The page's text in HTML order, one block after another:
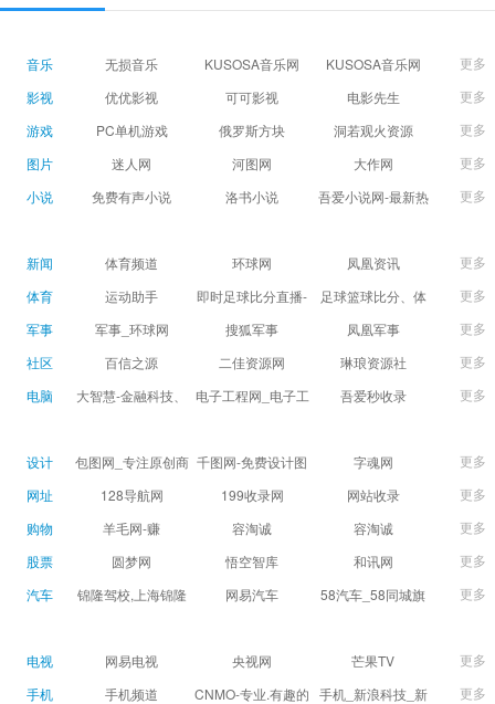
音乐 无损音乐 KUSOSA音乐网 KUSOSA音乐网
更多
影视
优优影视 可可影视 电影先生
更多
游戏
PC单机游戏 俄罗斯方块 洞若观火资源
更多
图片
迷人网 河图网 大作网
更多
小说
免费有声小说 洛书小说
吾爱小说网-最新热
更多
新闻 体育频道 环球网 凤凰资讯
更多
体育
运动助手
即时足球比分直播-
精准赛程赛果及角
足球篮球比分、体
育赛果直播|让足球
更多
军事
军事_环球网 搜狐军事 凤凰军事
更多
社区
百信之源 二佳资源网 琳琅资源社
更多
电脑
大智慧-金融科技、
据,投资理财,港股,期
货,股指期货,手机炒
股,股票软件,炒股软
件，免费炒股软
软件,证
电子工程网_电子工
吾爱秒收录
收录
更多
设计
包图网_专注原创商
用设计图片下载，
千图网-免费设计图
片素材网站-正版商
字魂网
更多
网址
128导航网 199收录网 网站收录
更多
购物
羊毛网-赚 容淘诚 容淘诚
更多
股票
圆梦网 悟空智库 和讯网
更多
汽车
锦隆驾校,上海锦隆
网易汽车
58汽车_58同城旗
更多
电视 网易电视 央视网 芒果TV
更多
手机
手机频道
CNMO-专业.有趣的 手机_新浪科技_新
更多